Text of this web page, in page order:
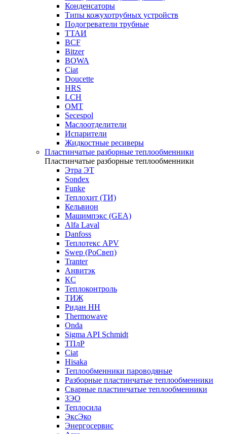
Конденсаторы
Типы кожухотрубных устройств
Подогреватели трубные
ТТАИ
BCF
Bitzer
BOWA
Ciat
Doucette
HRS
LCH
OMT
Secespol
Маслоотделители
Испарители
Жидкостные ресиверы
Пластинчатые разборные теплообменники
Пластинчатые разборные теплообменники
Этра ЭТ
Sondex
Funke
Теплохит (ТИ)
Кельвион
Машимпэкс (GEA)
Alfa Laval
Danfoss
Теплотекс APV
Swep (РоСвеп)
Tranter
Анвитэк
КС
Теплоконтроль
ТИЖ
Ридан НН
Thermowave
Onda
Sigma API Schmidt
ТПлР
Ciat
Hisaka
Теплообменники пароводяные
Разборные пластинчатые теплообменники
Сварные пластинчатые теплообменники
ЗЭО
Теплосила
ЭксЭко
Энергосервис